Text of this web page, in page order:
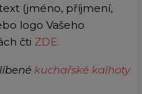
(jméno, příjmení,
logo Vašeho
čti ZDE.
kuchařské kalhoty